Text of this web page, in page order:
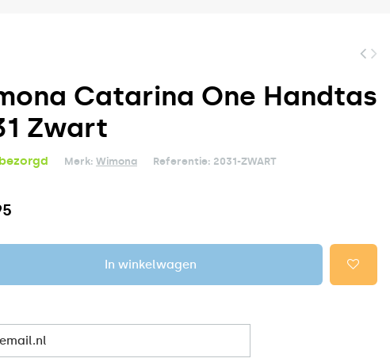
Catarina One Handtas
Zwart
Merk: Wimona Referentie: 2031-ZWART
In winkelwagen